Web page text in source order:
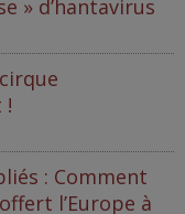
» d’hantavirus
!
: Comment
l’Europe à